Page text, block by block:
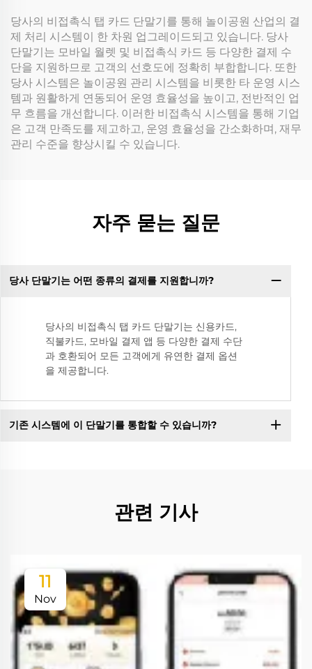
당사의 비접촉식 탭 카드 단말기를 통해 놀이공원 산업의 결
제 처리 시스템이 한 차원 업그레이드되고 있습니다. 당사
단말기는 모바일 월렛 및 비접촉식 카드 등 다양한 결제 수
단을 지원하므로 고객의 선호도에 정확히 부합합니다. 또한
당사 시스템은 놀이공원 관리 시스템을 비롯한 타 운영 시스
템과 원활하게 연동되어 운영 효율성을 높이고, 전반적인 업
무 흐름을 개선합니다. 이러한 비접촉식 시스템을 통해 기업
은 고객 만족도를 제고하고, 운영 효율성을 간소화하며, 재무
관리 수준을 향상시킬 수 있습니다.
자주 묻는 질문
당사 단말기는 어떤 종류의 결제를 지원합니까?
당사의 비접촉식 탭 카드 단말기는 신용카드,
직불카드, 모바일 결제 앱 등 다양한 결제 수단
과 호환되어 모든 고객에게 유연한 결제 옵션
을 제공합니다.
기존 시스템에 이 단말기를 통합할 수 있습니까?
관련 기사
11
Nov